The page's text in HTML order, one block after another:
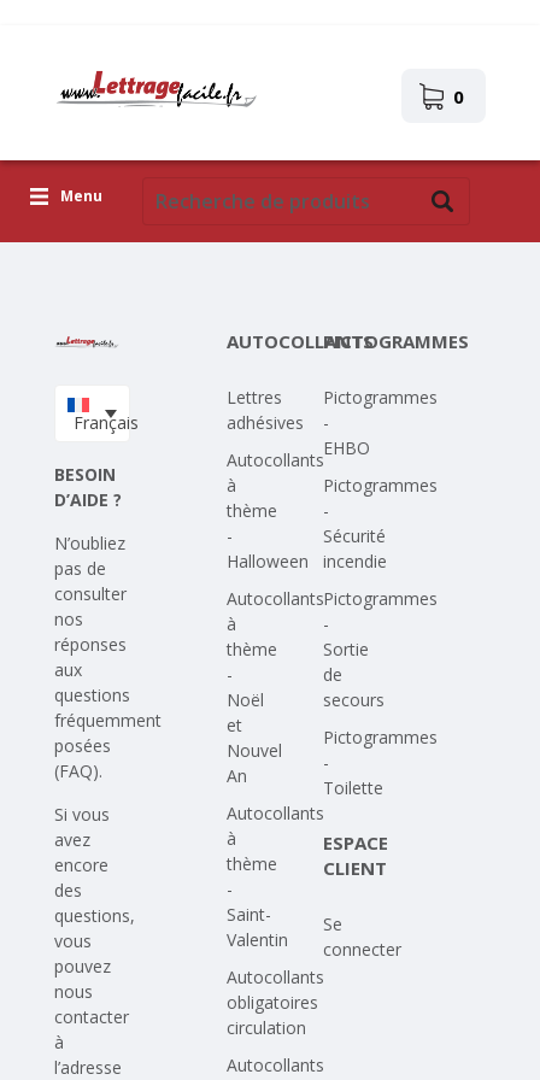
0
Menu
Téléchargez votre propre conception
Français
BESOIN
D’AIDE ?
N’oubliez
pas de
consulter
nos
réponses
aux
questions
fréquemment
posées
(FAQ).
Si vous
avez
encore
des
questions,
vous
pouvez
nous
contacter
à
l’adresse
AUTOCOLLANTS
Lettres
adhésives
Autocollants
à
thème
-
Halloween
Autocollants
à
thème
-
Noël
et
Nouvel
An
Autocollants
à
thème
-
Saint-
Valentin
Autocollants
obligatoires
circulation
Autocollants
PICTOGRAMMES
Pictogrammes
-
EHBO
Pictogrammes
-
Sécurité
incendie
Pictogrammes
-
Sortie
de
secours
Pictogrammes
-
Toilette
ESPACE
CLIENT
Se
connecter